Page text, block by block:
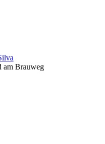
am Brauweg